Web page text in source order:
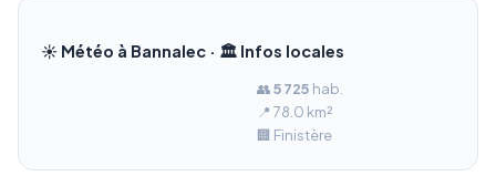
☀️ Météo à Bannalec · 🏛️ Infos locales
👥5 725 hab.
📍 78.0 km²
🏢 Finistère